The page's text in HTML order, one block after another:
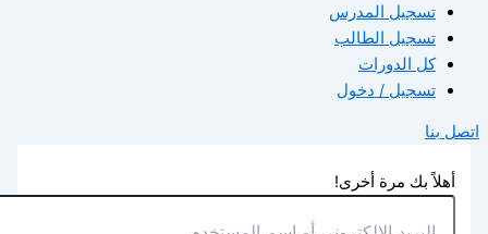
تسجيل المدرس
تسجيل الطالب
كل الدورات
تسجيل / دخول
اتصل بنا
أهلاً بك مرة أخرى!